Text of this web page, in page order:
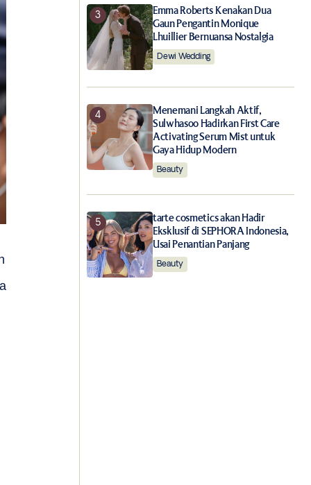
Emma Roberts Kenakan Dua
Gaun Pengantin Monique
Lhuillier Bernuansa Nostalgia
Dewi Wedding
Menemani Langkah Aktif,
Sulwhasoo Hadirkan First Care
Activating Serum Mist untuk
Gaya Hidup Modern
Beauty
tarte cosmetics akan Hadir
Eksklusif di SEPHORA Indonesia,
Usai Penantian Panjang
Beauty